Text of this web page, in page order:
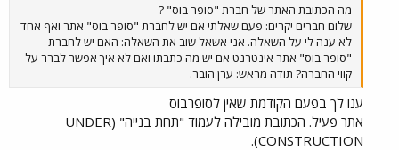
מה הכתובת האתר של חברת "סופר בוס" ?
שלום חברים יקרים: פעם שאלתי אם יש לחברת "סופר בוס" אתר ואף אחד
לא ענה לי על השאלה. אני אשאל שוב את השאלה: האם יש לחברת
"סופר בוס" אתר אינטרנט אם יש מה כתבתו ואם לא איך אפשר לברר על
קווי החברה? תודה מראש: ערן הובר.
ענו לך בפעם הקודמת שאין לסופרבוס
אתר פעיל. הכתובת מובילה לעמוד "תחת בנייה" (UNDER
CONSTRUCTION).